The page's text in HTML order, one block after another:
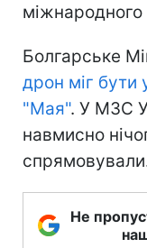
міжнародного
Болгарське
дрон міг
"Мая". У МЗС
навмисно
Не